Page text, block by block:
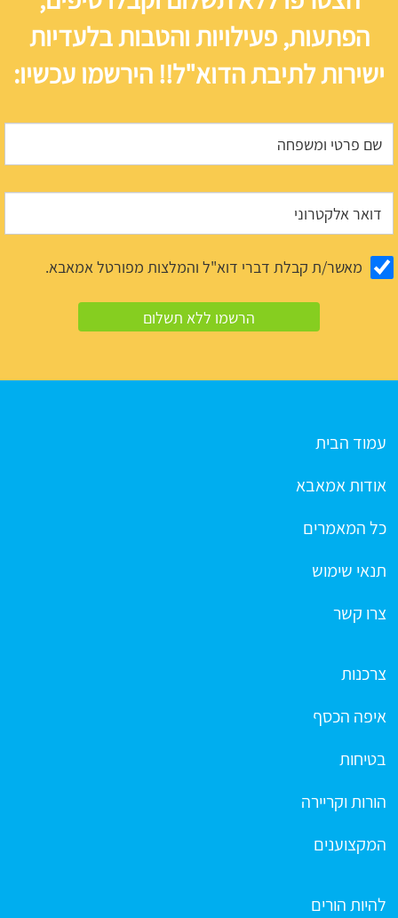
הפתעות, פעילויות והטבות בלעדיות
ישירות לתיבת הדוא"ל!! הירשמו עכשיו:
מאשר/ת קבלת דברי דוא"ל והמלצות מפורטל אמאבא.
עמוד הבית
אודות אמאבא
כל המאמרים
תנאי שימוש
צרו קשר
צרכנות
איפה הכסף
בטיחות
הורות וקריירה
המקצוענים
להיות הורים